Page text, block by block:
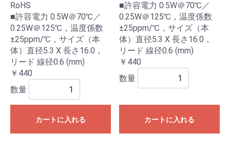
RoHS
■許容電力 0.5W＠70℃／
0.25W＠125℃，温度係数
±25ppm/℃，サイズ（本
体）直径5.3 X 長さ16.0，
リード 線径0.6 (mm)
￥440
数量
カートに入れる
■許容電力 0.5W＠70℃／
0.25W＠125℃，温度係数
±25ppm/℃，サイズ（本
体）直径5.3 X 長さ16.0，
リード 線径0.6 (mm)
￥440
数量
カートに入れる